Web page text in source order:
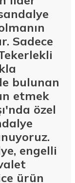
Sadece
bulunan
etmek
özel
engelli
ürün